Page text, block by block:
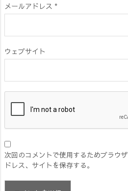
メールアドレス *
ウェブサイト
次回のコメントで使用するためブラウ
ドレス、サイトを保存する。